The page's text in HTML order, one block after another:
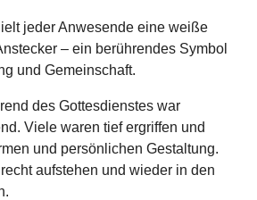
jeder Anwesende eine weiße
– ein berührendes Symbol
und Gemeinschaft.
des Gottesdienstes war
Viele waren tief ergriffen und
und persönlichen Gestaltung.
aufstehen und wieder in den